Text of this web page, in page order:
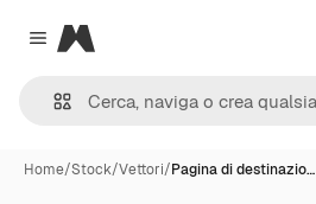
Close menu
Magnific
Home/Stock/Vettori/Pagina di destinazio…